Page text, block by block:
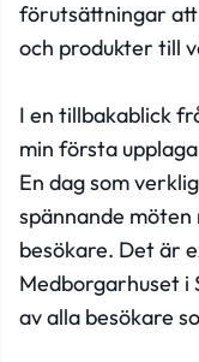
förutsättningar
och produkter till
I en tillbakablick
min första
En dag som
spännande
besökare. Det är
Medborgarhuset i
av alla besökare